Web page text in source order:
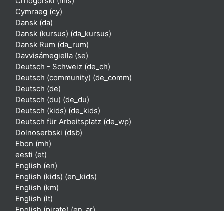
Cymraeg ‎(cy)‎
Dansk ‎(da)‎
Dansk (kursus) ‎(da_kursus)‎
Dansk Rum ‎(da_rum)‎
Davvisámegiella ‎(se)‎
Deutsch - Schweiz ‎(de_ch)‎
Deutsch (community) ‎(de_comm)‎
Deutsch ‎(de)‎
Deutsch (du) ‎(de_du)‎
Deutsch (kids) ‎(de_kids)‎
Deutsch für Arbeitsplatz ‎(de_wp)‎
Dolnoserbski ‎(dsb)‎
Ebon ‎(mh)‎
eesti ‎(et)‎
English ‎(en)‎
English (kids) ‎(en_kids)‎
English ‎(km)‎
English ‎(lt)‎